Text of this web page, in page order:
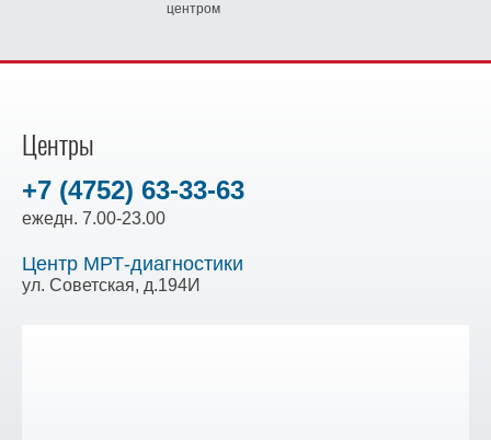
центром
Центры
+7 (4752) 63-33-63
ежедн. 7.00-23.00
Центр МРТ-диагностики
ул. Советская, д.194И